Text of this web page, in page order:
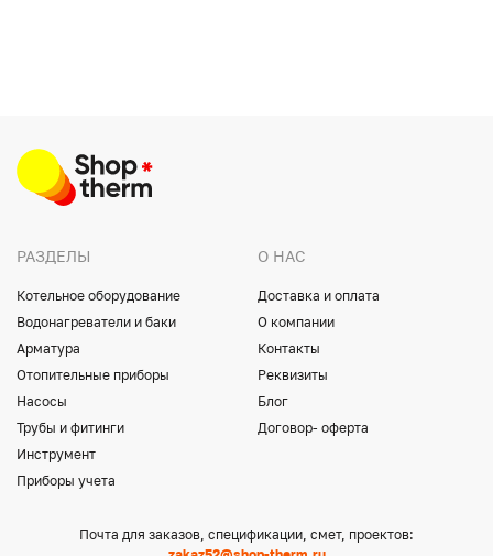
РАЗДЕЛЫ
Котельное оборудование
Водонагреватели и баки
Арматура
Отопительные приборы
Насосы
Трубы и фитинги
Инструмент
Приборы учета
О НАС
Доставка и оплата
О компании
Контакты
Реквизиты
Блог
Договор- оферта
Почта для заказов, спецификации, смет, проектов: